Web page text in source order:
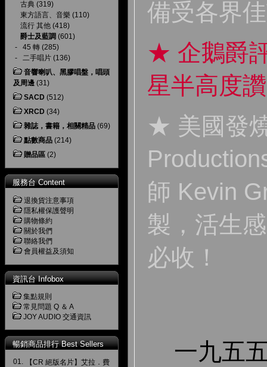
古典 (319)
東方語言、音樂 (110)
流行 其他 (418)
爵士及藍調 (601)
- 45 轉 (285)
- 二手唱片 (136)
音響喇叭、黑膠唱盤，唱頭
及周邊 (31)
SACD (512)
XRCD (34)
雜誌，書籍，相關精品 (69)
點數商品 (214)
贈品區 (2)
服務台 Content
退換貨注意事項
隱私權保護聲明
購物條約
關於我們
聯絡我們
會員權益及須知
資訊台 Infobox
集點規則
常見問題 Q ＆ A
JOY AUDIO 交通資訊
暢銷商品排行 Best Sellers
01.
【CR 絕版名片】艾拉．費
備受各界
★ 企鵝爵
星半高度
★ 美國發
師 Kevin
製，活生
必收！
一九五